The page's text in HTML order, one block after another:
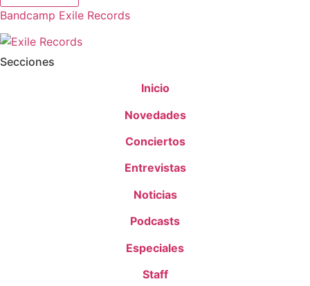
Bandcamp Exile Records
Secciones
Inicio
Novedades
Conciertos
Entrevistas
Noticias
Podcasts
Especiales
Staff